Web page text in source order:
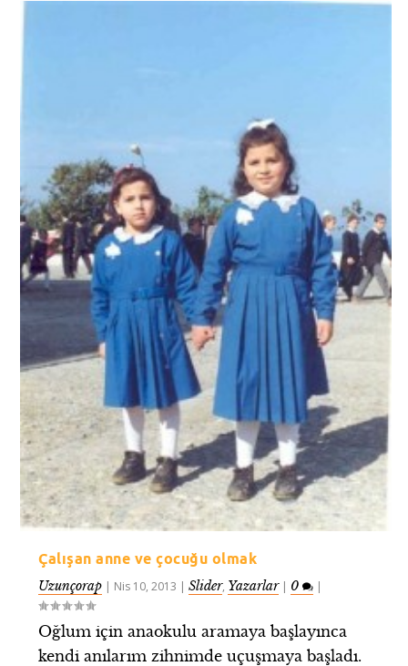
Çalışan anne ve çocuğu olmak
Uzunçorap | Nis 10, 2013 |Slider, Yazarlar| 0 |
Oğlum için anaokulu aramaya başlayınca
kendi anılarım zihnimde uçuşmaya başladı.